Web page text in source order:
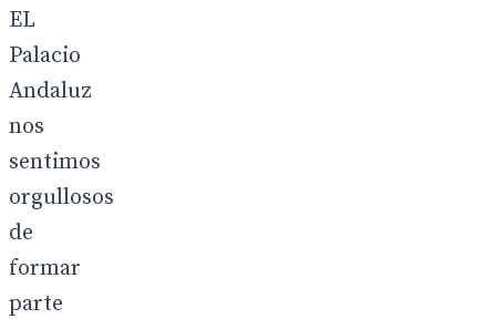
EL
Palacio
Andaluz
nos
sentimos
orgullosos
de
formar
parte